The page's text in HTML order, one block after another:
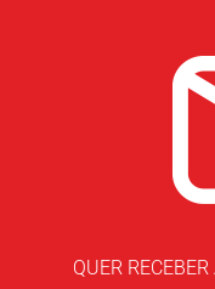
QUER